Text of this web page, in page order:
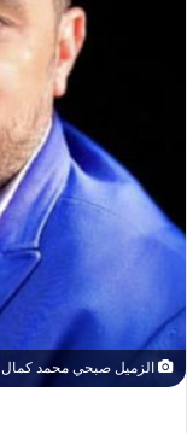
الزميل صبحي محمد كمال